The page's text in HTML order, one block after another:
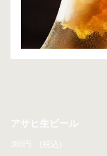
アサヒ生ビール
380円 (税込)